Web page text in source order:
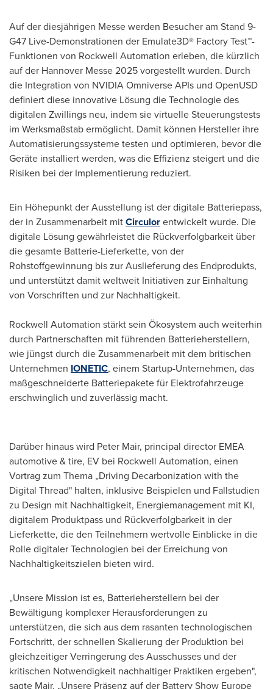
Auf der diesjährigen Messe werden Besucher am Stand 9-
G47 Live-Demonstrationen der Emulate3D® Factory Test™-
Funktionen von Rockwell Automation erleben, die kürzlich
auf der Hannover Messe 2025 vorgestellt wurden. Durch
die Integration von NVIDIA Omniverse APIs und OpenUSD
definiert diese innovative Lösung die Technologie des
digitalen Zwillings neu, indem sie virtuelle Steuerungstests
im Werksmaßstab ermöglicht. Damit können Hersteller ihre
Automatisierungssysteme testen und optimieren, bevor die
Geräte installiert werden, was die Effizienz steigert und die
Risiken bei der Implementierung reduziert.
Ein Höhepunkt der Ausstellung ist der digitale Batteriepass,
der in Zusammenarbeit mitCirculorentwickelt wurde. Die
digitale Lösung gewährleistet die Rückverfolgbarkeit über
die gesamte Batterie-Lieferkette, von der
Rohstoffgewinnung bis zur Auslieferung des Endprodukts,
und unterstützt damit weltweit Initiativen zur Einhaltung
von Vorschriften und zur Nachhaltigkeit.
Rockwell Automation stärkt sein Ökosystem auch weiterhin
durch Partnerschaften mit führenden Batterieherstellern,
wie jüngst durch die Zusammenarbeit mit dem britischen
Unternehmen IONETIC, einem Startup-Unternehmen, das
maßgeschneiderte Batteriepakete für Elektrofahrzeuge
erschwinglich und zuverlässig macht.
Darüber hinaus wird Peter Mair, principal director EMEA
automotive & tire, EV bei Rockwell Automation, einen
Vortrag zum Thema „Driving Decarbonization with the
Digital Thread" halten, inklusive Beispielen und Fallstudien
zu Design mit Nachhaltigkeit, Energiemanagement mit KI,
digitalem Produktpass und Rückverfolgbarkeit in der
Lieferkette, die den Teilnehmern wertvolle Einblicke in die
Rolle digitaler Technologien bei der Erreichung von
Nachhaltigkeitszielen bieten wird.
„Unsere Mission ist es, Batterieherstellern bei der
Bewältigung komplexer Herausforderungen zu
unterstützen, die sich aus dem rasanten technologischen
Fortschritt, der schnellen Skalierung der Produktion bei
gleichzeitiger Verringerung des Ausschusses und der
kritischen Notwendigkeit nachhaltiger Praktiken ergeben",
sagte Mair. „Unsere Präsenz auf der Battery Show Europe